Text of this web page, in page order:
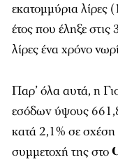
εκατομμύρια λίρες
έτος που έληξε
λίρες ένα χρόνο
Παρ’ όλα αυτά, η
εσόδων ύψους
κατά 2,1% σε σχέση
συμμετοχή της στο